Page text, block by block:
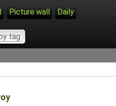
Picture wall Daily